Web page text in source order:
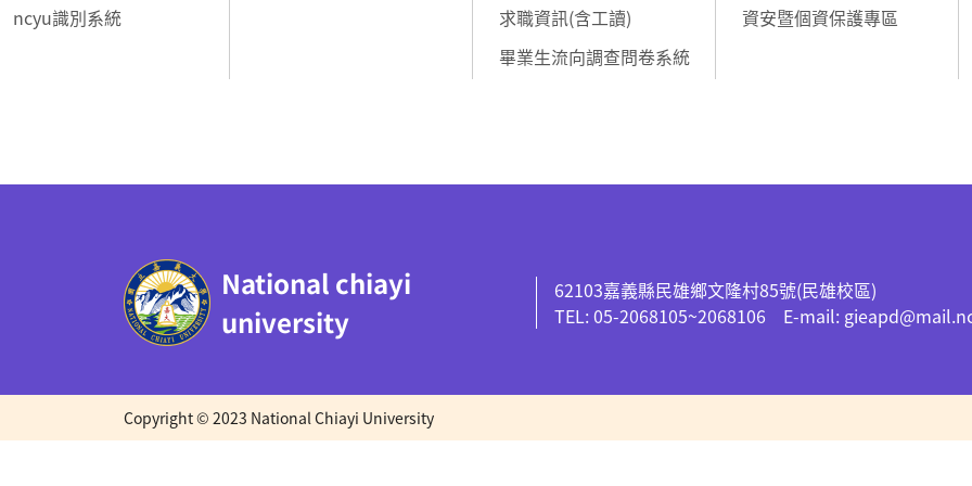
ncyu識別系統
求職資訊(含工讀)
畢業生流向調查問卷系統
資安暨個資保護專區
National chiayi
university
62103嘉義縣民雄鄉文隆村85號(民雄校區)
TEL: 05-2068105~2068106 E-mail:
Copyright © 2023 National Chiayi University